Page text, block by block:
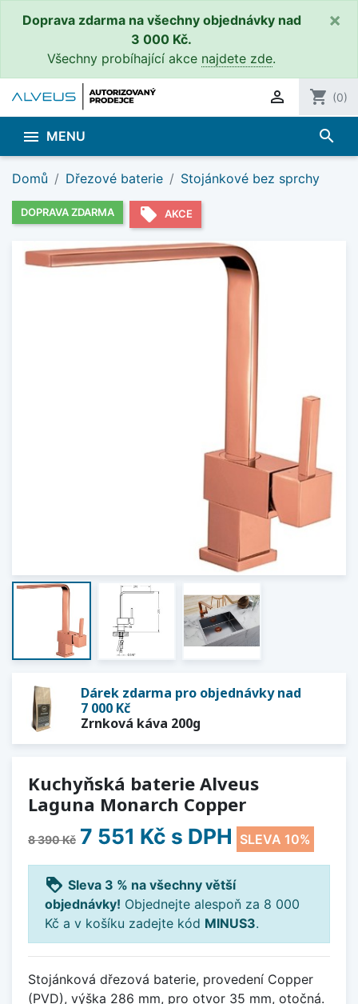
Doprava zdarma na všechny objednávky nad
3 000 Kč.
Všechny probíhající akce najdete zde.
×
 shopping_cart (0)
 MENU search
Domů Dřezové baterie Stojánkové bez sprchy
DOPRAVA ZDARMA local_offer AKCE
Dárek zdarma pro objednávky nad
7 000 Kč
Zrnková káva 200g
Kuchyňská baterie Alveus
Laguna Monarch Copper
8 390 Kč 7 551 Kč s DPH SLEVA 10%
loyalty Sleva 3 % na všechny větší
objednávky! Objednejte alespoň za 8 000
Kč a v košíku zadejte kód MINUS3.
Stojánková dřezová baterie, provedení Copper
(PVD), výška 286 mm, pro otvor 35 mm, otočná.